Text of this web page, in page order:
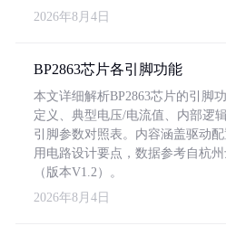
2026年8月4日
BP2863芯片各引脚功能
本文详细解析BP2863芯片的引脚
定义、典型电压/电流值、内部逻
引脚参数对照表。内容涵盖驱动
用电路设计要点，数据参考自杭
（版本V1.2）。
2026年8月4日